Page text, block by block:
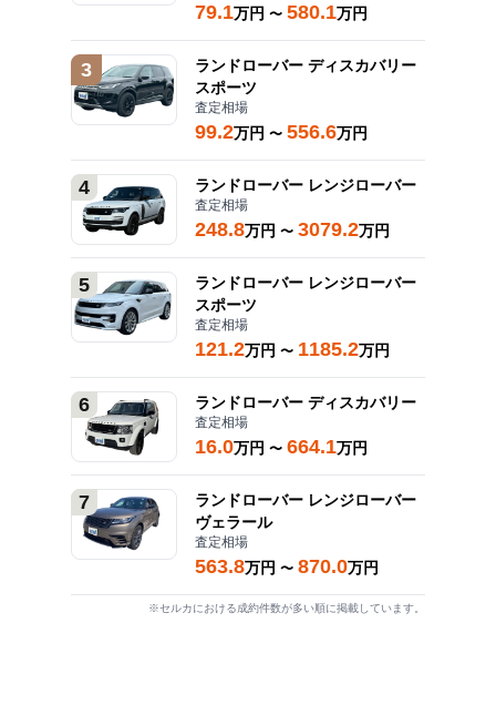
79.1万円 〜 580.1万円
3 ランドローバー ディスカバリー
スポーツ
査定相場
99.2万円 〜 556.6万円
4 ランドローバー レンジローバー
査定相場
248.8万円 〜 3079.2万円
5 ランドローバー レンジローバー
スポーツ
査定相場
121.2万円 〜 1185.2万円
6 ランドローバー ディスカバリー
査定相場
16.0万円 〜 664.1万円
7 ランドローバー レンジローバー
ヴェラール
査定相場
563.8万円 〜 870.0万円
※セルカにおける成約件数が多い順に掲載しています。